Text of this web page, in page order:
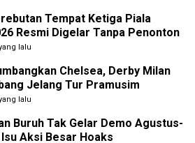
Tempat Ketiga Piala
Resmi Digelar Tanpa Penonton
lalu
Chelsea, Derby Milan
Jelang Tur Pramusim
lalu
Buruh Tak Gelar Demo Agustus-
Aksi Besar Hoaks